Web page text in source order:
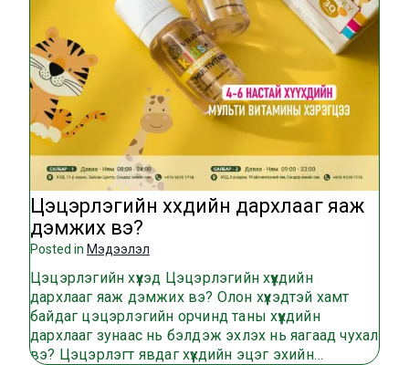
Цэцэрлэгийн хүүхдийн дархлааг яаж
дэмжих вэ?
Posted in Мэдээлэл
Цэцэрлэгийн хүүхэд Цэцэрлэгийн хүүхдийн
дархлааг яаж дэмжих вэ? Олон хүүхэдтэй хамт
байдаг цэцэрлэгийн орчинд таны хүүхдийн
дархлааг зунаас нь бэлдэж эхлэх нь яагаад чухал
вэ? Цэцэрлэгт явдаг хүүхдийн эцэг эхийн…